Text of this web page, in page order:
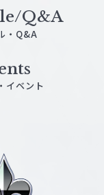
イベント
Q&A
・Q&A